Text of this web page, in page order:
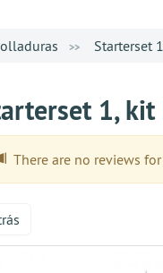
Starterset
1, kit
There are no reviews